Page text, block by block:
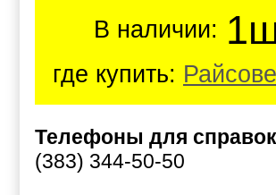
В наличии:
где купить:
Телефоны для
(383) 344-50-50